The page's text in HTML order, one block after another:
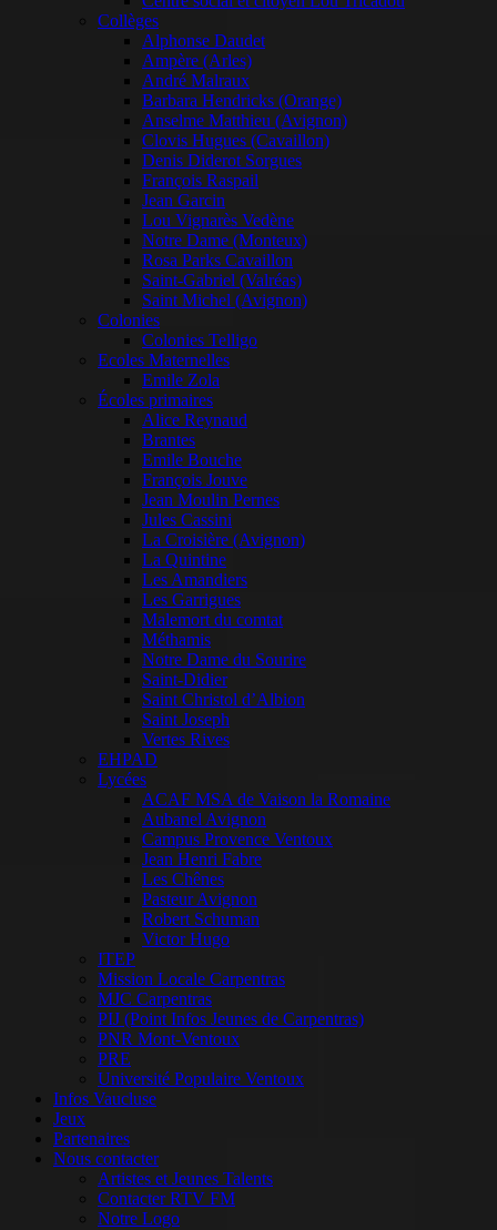
Collèges
Alphonse Daudet
Ampère (Arles)
André Malraux
Barbara Hendricks (Orange)
Anselme Matthieu (Avignon)
Clovis Hugues (Cavaillon)
Denis Diderot Sorgues
François Raspail
Jean Garcin
Lou Vignarès Vedène
Notre Dame (Monteux)
Rosa Parks Cavaillon
Saint-Gabriel (Valréas)
Saint Michel (Avignon)
Colonies
Colonies Telligo
Ecoles Maternelles
Emile Zola
Écoles primaires
Alice Reynaud
Brantes
Emile Bouche
François Jouve
Jean Moulin Pernes
Jules Cassini
La Croisière (Avignon)
La Quintine
Les Amandiers
Les Garrigues
Malemort du comtat
Méthamis
Notre Dame du Sourire
Saint-Didier
Saint Christol d’Albion
Saint Joseph
Vertes Rives
EHPAD
Lycées
ACAF MSA de Vaison la Romaine
Aubanel Avignon
Campus Provence Ventoux
Jean Henri Fabre
Les Chênes
Pasteur Avignon
Robert Schuman
Victor Hugo
ITEP
Mission Locale Carpentras
MJC Carpentras
PIJ (Point Infos Jeunes de Carpentras)
PNR Mont-Ventoux
PRE
Université Populaire Ventoux
Infos Vaucluse
Jeux
Partenaires
Nous contacter
Artistes et Jeunes Talents
Contacter RTV FM
Notre Logo